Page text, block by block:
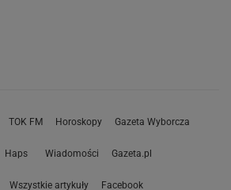
TOK FM Horoskopy Gazeta Wyborcza
Haps Wiadomości Gazeta.pl
Wszystkie artykuły Facebook